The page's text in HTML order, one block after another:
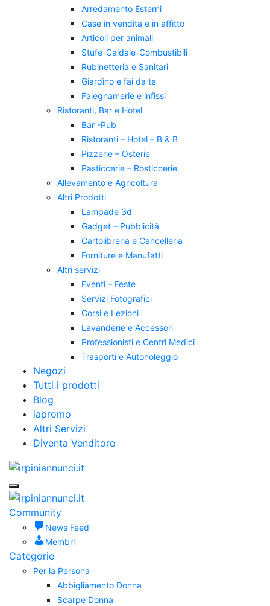
Arredamento Esterni
Case in vendita e in affitto
Articoli per animali
Stufe-Caldaie-Combustibili
Rubinetteria e Sanitari
Giardino e fai da te
Falegnamerie e infissi
Ristoranti, Bar e Hotel
Bar -Pub
Ristoranti – Hotel – B & B
Pizzerie – Osterie
Pasticcerie – Rosticcerie
Allevamento e Agricoltura
Altri Prodotti
Lampade 3d
Gadget – Pubblicità
Cartolibreria e Cancelleria
Forniture e Manufatti
Altri servizi
Eventi – Feste
Servizi Fotografici
Corsi e Lezioni
Lavanderie e Accessori
Professionisti e Centri Medici
Trasporti e Autonoleggio
Negozi
Tutti i prodotti
Blog
iapromo
Altri Servizi
Diventa Venditore
Community
News Feed
Membri
Categorie
Per la Persona
Abbigliamento Donna
Scarpe Donna